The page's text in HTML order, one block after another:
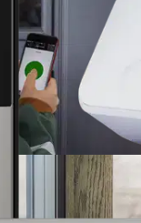
malliston uusin
ja tyylikkäämpi.
Yale Doorman L3
tai
avaustoiminto*,
ja avaa lukituksen
ovi lukkoon –
huolehtii oven
lukitusviiveen
hakemassa
hälyttää
Doorman L3 -
joka painetaan